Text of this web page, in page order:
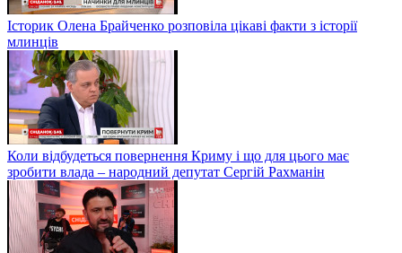
Історик Олена Брайченко розповіла цікаві факти з історії
млинців
Коли відбудеться повернення Криму і що для цього має
зробити влада – народний депутат Сергій Рахманін